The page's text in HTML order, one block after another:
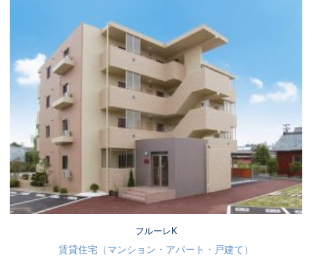
フルーレK
賃貸住宅（マンション・アパート・戸建て）